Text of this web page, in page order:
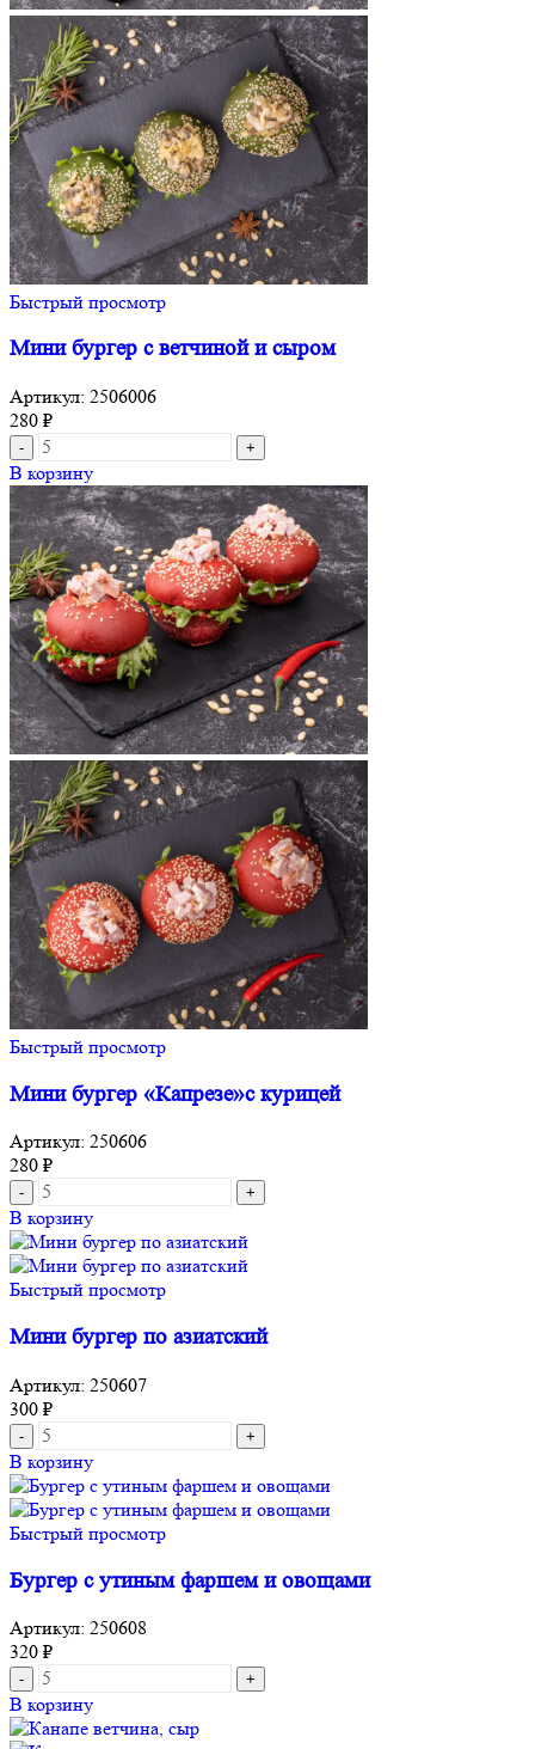
Быстрый просмотр
Мини бургер с ветчиной и сыром
Артикул: 2506006
280 ₽
В корзину
Быстрый просмотр
Мини бургер «Капрезе»с курицей
Артикул: 250606
280 ₽
В корзину
Быстрый просмотр
Мини бургер по азиатский
Артикул: 250607
300 ₽
В корзину
Быстрый просмотр
Бургер с утиным фаршем и овощами
Артикул: 250608
320 ₽
В корзину